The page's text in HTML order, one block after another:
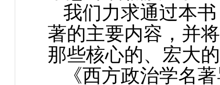
我们力求通过本
著的主要内容，并
那些核心的、宏大
《西方政治学名